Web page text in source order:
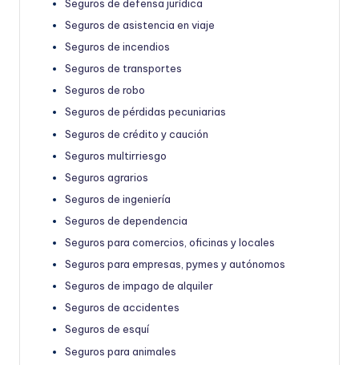
Seguros de defensa jurídica
Seguros de asistencia en viaje
Seguros de incendios
Seguros de transportes
Seguros de robo
Seguros de pérdidas pecuniarias
Seguros de crédito y caución
Seguros multirriesgo
Seguros agrarios
Seguros de ingeniería
Seguros de dependencia
Seguros para comercios, oficinas y locales
Seguros para empresas, pymes y autónomos
Seguros de impago de alquiler
Seguros de accidentes
Seguros de esquí
Seguros para animales